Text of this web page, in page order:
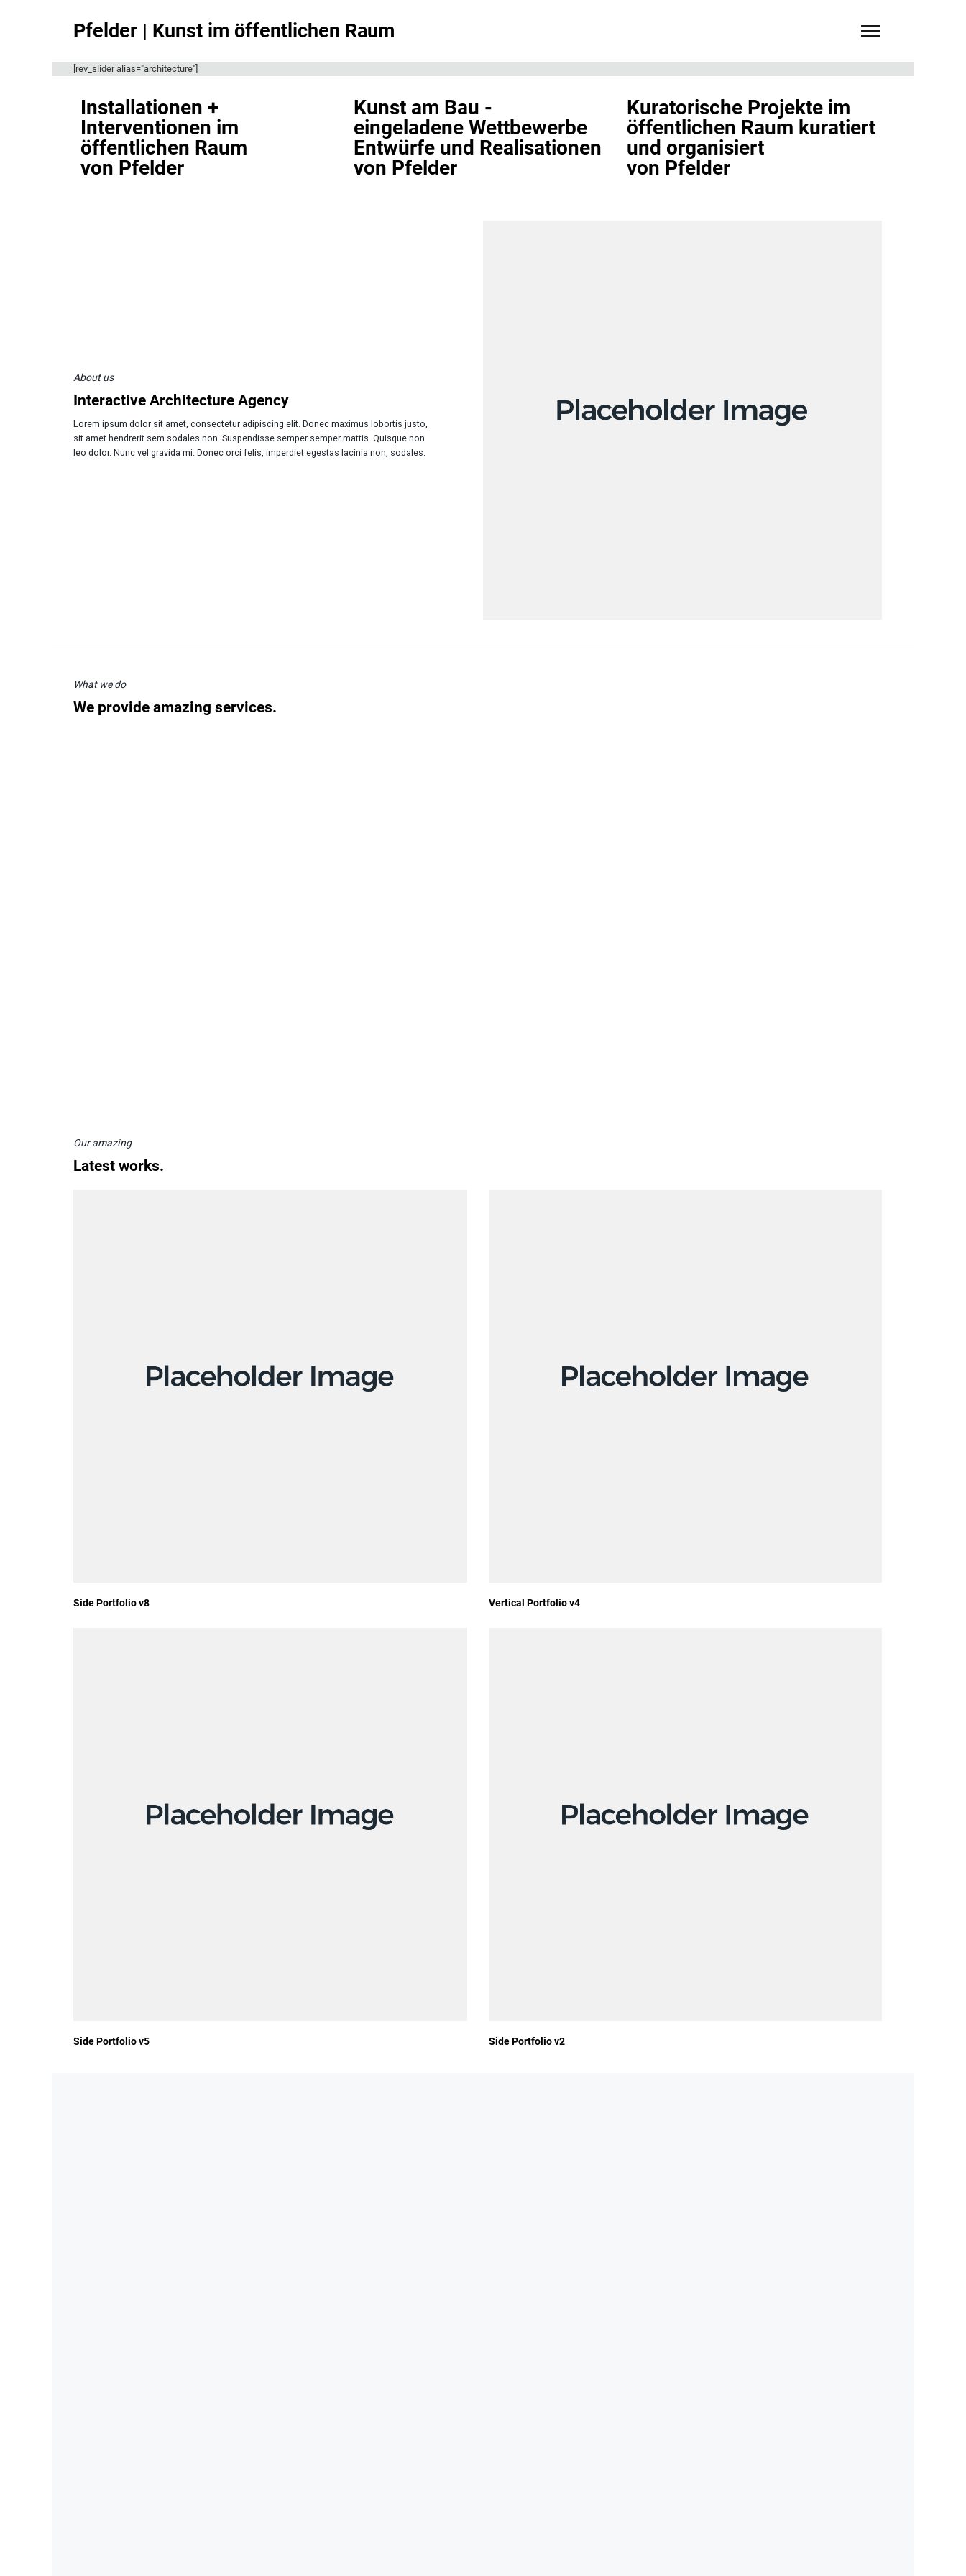
Pfelder | Kunst im öffentlichen Raum
[rev_slider alias="architecture"]
Installationen +
Interventionen im
öffentlichen Raum
von Pfelder
Kunst am Bau -
eingeladene Wettbewerbe
Entwürfe und Realisationen
von Pfelder
Kuratorische Projekte im
öffentlichen Raum kuratiert
und organisiert
von Pfelder
About us
Interactive Architecture Agency
Lorem ipsum dolor sit amet, consectetur adipiscing elit. Donec maximus lobortis justo,
sit amet hendrerit sem sodales non. Suspendisse semper semper mattis. Quisque non
leo dolor. Nunc vel gravida mi. Donec orci felis, imperdiet egestas lacinia non, sodales.
What we do
We provide amazing services.
Our amazing
Latest works.
Side Portfolio v8 Vertical Portfolio v4
Side Portfolio v5 Side Portfolio v2